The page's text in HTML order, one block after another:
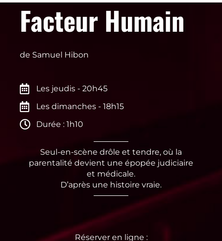
Facteur Humain
de Samuel Hibon
Les jeudis - 20h45
Les dimanches - 18h15
Durée : 1h10
Seul-en-scène drôle et tendre, où la
parentalité devient une épopée judiciaire
et médicale.
D’après une histoire vraie.